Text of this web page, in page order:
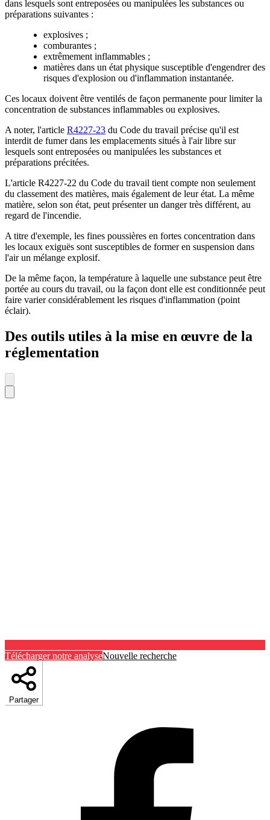
dans lesquels sont entreposées ou manipulées les substances ou
préparations suivantes :
explosives ;
comburantes ;
extrêmement inflammables ;
matières dans un état physique susceptible d'engendrer des
risques d'explosion ou d'inflammation instantanée.
Ces locaux doivent être ventilés de façon permanente pour limiter la
concentration de substances inflammables ou explosives.
A noter, l'article R4227-23 du Code du travail précise qu'il est
interdit de fumer dans les emplacements situés à l'air libre sur
lesquels sont entreposées ou manipulées les substances et
préparations précitées.
L'article R4227-22 du Code du travail tient compte non seulement
du classement des matières, mais également de leur état. La même
matière, selon son état, peut présenter un danger très différent, au
regard de l'incendie.
A titre d'exemple, les fines poussières en fortes concentration dans
les locaux exiguës sont susceptibles de former en suspension dans
l'air un mélange explosif.
De la même façon, la température à laquelle une substance peut être
portée au cours du travail, ou la façon dont elle est conditionnée peut
faire varier considérablement les risques d'inflammation (point
éclair).
Des outils utiles à la mise en œuvre de la
réglementation
Télécharger notre analyseNouvelle recherche
Partager